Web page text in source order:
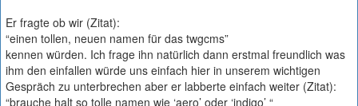
Er fragte ob wir (Zitat):
“einen tollen, neuen namen für das twgcms”
kennen würden. Ich frage ihn natürlich dann erstmal freundlich was
ihm den einfallen würde uns einfach hier in unserem wichtigen
Gespräch zu unterbrechen aber er labberte einfach weiter (Zitat):
“brauche halt so tolle namen wie ‘aero’ oder ‘indigo’ “